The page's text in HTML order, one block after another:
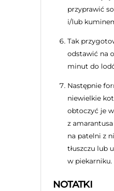
przyprawić
i/lub
Tak
odstawić na
minut do
Następnie
niewielkie
obtoczyć je
z
na patelni z
tłuszczu lub
w piekarniku.
NOTATKI